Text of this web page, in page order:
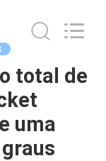
total de
uma